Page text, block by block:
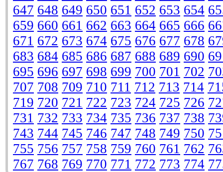
647 648 649 650 651 652 653 654
659 660 661 662 663 664 665 666
671 672 673 674 675 676 677 678
683 684 685 686 687 688 689 690
695 696 697 698 699 700 701 702
707 708 709 710 711 712 713 714
719 720 721 722 723 724 725 726
731 732 733 734 735 736 737 738
743 744 745 746 747 748 749 750
755 756 757 758 759 760 761 762
767 768 769 770 771 772 773 774